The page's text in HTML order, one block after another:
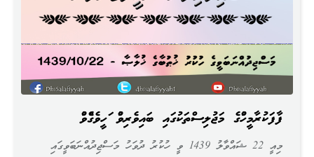
ފާފަކުރާމީހުންގެ މަޖުލިސްތަކުގައި ބައިވެރިވުން ނަހީވެގެންވުން
މިއީ 22 ޝައްވާލު 1439 ވީ ހުކުރު ދުވަހު މަސްޖިދުއްނަބަވީގައި